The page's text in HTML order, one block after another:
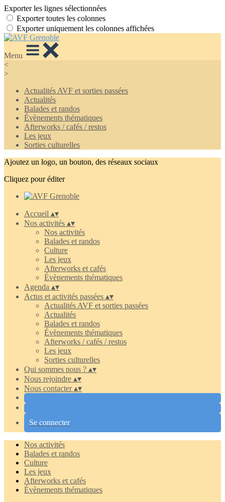
Exporter les lignes sélectionnées
Exporter toutes les colonnes
Exporter uniquement les colonnes affichées
Menu
<
>
Actualités AVF et sorties passées
Actualités
Balades et randos
Évènements thématiques
Afterworks / cafés / restos
Les jeux
Sorties culturelles
Ajoutez un logo, un bouton, des réseaux sociaux
Cliquez pour éditer
Accueil ▴▾
Nos activités ▴▾
Nos activités
Balades et randos
Culture
Les jeux
Afterworks et cafés
Évènements thématiques
Agenda ▴▾
Actus et activités passées ▴▾
Actualités AVF et sorties passées
Actualités
Balades et randos
Évènements thématiques
Afterworks / cafés / restos
Les jeux
Sorties culturelles
Qui sommes nous ? ▴▾
Nous rejoindre ▴▾
Nous contacter▴▾
Se connecter
Nos activités
Balades et randos
Culture
Les jeux
Afterworks et cafés
Évènements thématiques